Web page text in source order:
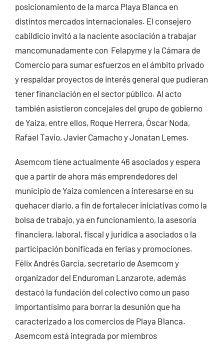
posicionamiento de la marca Playa Blanca en
distintos mercados internacionales. El consejero
cabildicio invitó a la naciente asociación a trabajar
mancomunadamente con Felapyme y la Cámara de
Comercio para sumar esfuerzos en el ámbito privado
y respaldar proyectos de interés general que pudieran
tener financiación en el sector público. Al acto
también asistieron concejales del grupo de gobierno
de Yaiza, entre ellos, Roque Herrera, Óscar Noda,
Rafael Tavío, Javier Camacho y Jonatan Lemes.
Asemcom tiene actualmente 46 asociados y espera
que a partir de ahora más emprendedores del
municipio de Yaiza comiencen a interesarse en su
quehacer diario, a fin de fortalecer iniciativas como la
bolsa de trabajo, ya en funcionamiento, la asesoría
financiera, laboral, fiscal y jurídica a asociados o la
participación bonificada en ferias y promociones.
Félix Andrés García, secretario de Asemcom y
organizador del Enduroman Lanzarote, además
destacó la fundación del colectivo como un paso
importantísimo para borrar la desunión que ha
caracterizado a los comercios de Playa Blanca.
Asemcom está integrada por miembros